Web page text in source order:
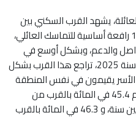
يشهد القرب السكني بين
الأقارب والذي كان يشكل سنة 1995 رافعة أساسية للتماسك العائلي،
والدعم، وبشكل أوسع في
إعادة تشكيل الروابط العائلية، ففي سنة 2025، تراجع هذا القرب بشكل
يقيمون في نفس المنطقة
التي يقيم فيها الوالدين، وهكذا يقيم 45.4 في المائة بالقرب من
آبائهم مقابل 53 في المائة قبل ثلاثين سنة، و 46.3 في المائة بالقرب